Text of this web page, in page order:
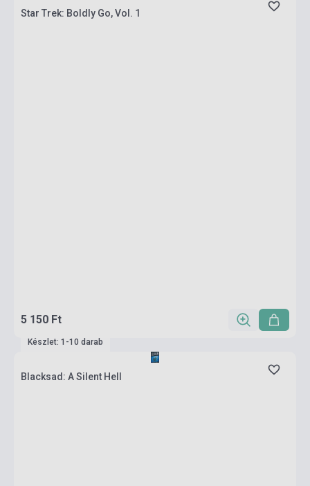
Star Trek: Boldly Go, Vol. 1
5 150 Ft
Készlet: 1-10 darab
Blacksad: A Silent Hell